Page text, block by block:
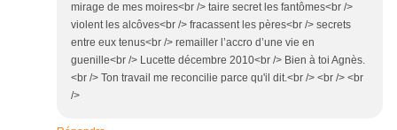
mirage de mes moires<br /> taire secret les fantômes<br />
violent les alcôves<br /> fracassent les pères<br /> secrets
entre eux tenus<br /> remailler l’accro d’une vie en
guenille<br /> Lucette décembre 2010<br /> Bien à toi Agnès.
<br /> Ton travail me reconcilie parce qu'il dit.<br /> <br /> <br
/>